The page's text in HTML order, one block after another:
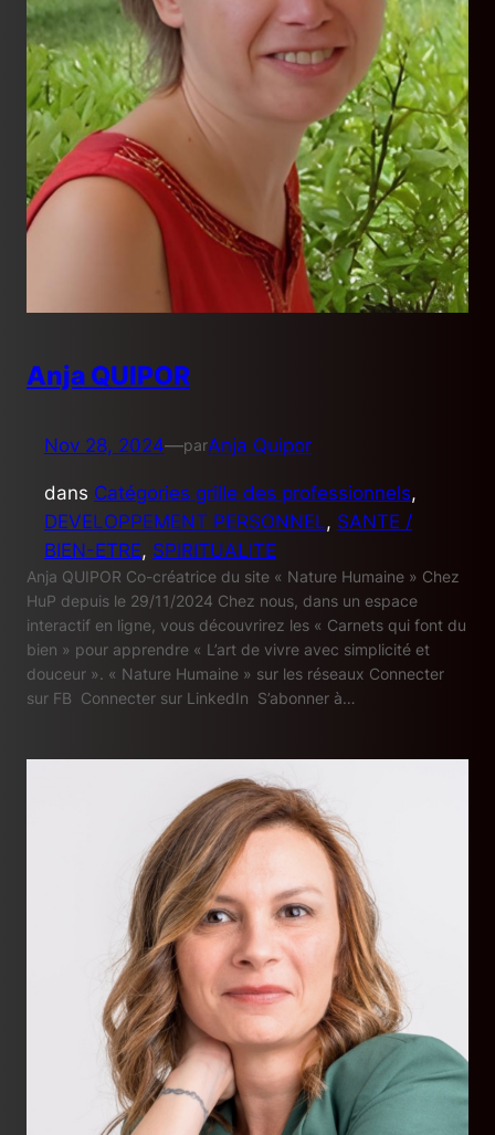
Anja QUIPOR
Nov 28, 2024—parAnja Quipor
dans Catégories grille des professionnels
DEVELOPPEMENT PERSONNEL, SANTE /
BIEN-ETRE, SPIRITUALITE
Anja QUIPOR Co-créatrice du site « Nature Humaine » Chez
HuP depuis le 29/11/2024 Chez nous, dans un espace
interactif en ligne, vous découvrirez les « Carnets qui font du
bien » pour apprendre « L’art de vivre avec simplicité et
douceur ». « Nature Humaine » sur les réseaux Connecter
sur FB Connecter sur LinkedIn S’abonner à…